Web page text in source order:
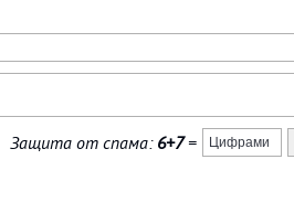
Защита от спама: 6+7=